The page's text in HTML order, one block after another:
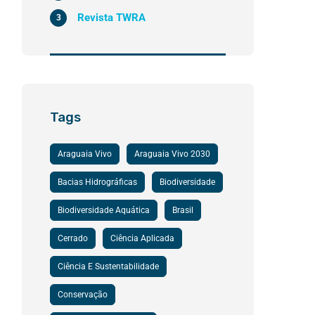
Revista TWRA
3
Tags
Araguaia Vivo Araguaia Vivo 2030
Bacias Hidrográficas Biodiversidade
Biodiversidade Aquática Brasil
Cerrado Ciência Aplicada
Ciência E Sustentabilidade
Conservação